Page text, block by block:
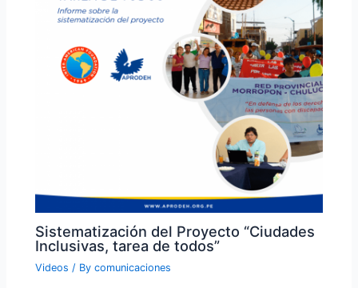
Sistematización del Proyecto “Ciudades
Inclusivas, tarea de todos”
Videos / Bycomunicaciones